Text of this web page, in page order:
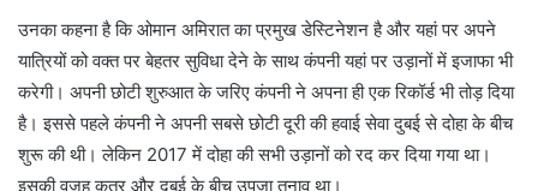
उनका कहना है कि ओमान अमिरात का प्रमुख डेस्टिनेशन है और यहां पर अपने
यात्रियों को वक्‍त पर बेहतर सुविधा देने के साथ कंपनी यहां पर उड़ानों में इजाफा भी
करेगी। अपनी छोटी शुरुआत के जरिए कंपनी ने अपना ही एक रिकॉर्ड भी तोड़ दिया
है। इससे पहले कंपनी ने अपनी सबसे छोटी दूरी की हवाई सेवा दुबई से दोहा के बीच
शुरू की थी। लेकिन 2017 में दोहा की सभी उड़ानों को रद कर दिया गया था।
इसकी वजह कतर और दुबई के बीच उपजा तनाव था।